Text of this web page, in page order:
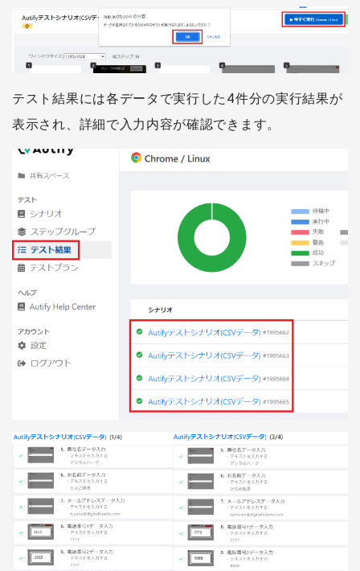
テスト結果には各データで実行した4件分の実行結果が
表示され、詳細で入力内容が確認できます。